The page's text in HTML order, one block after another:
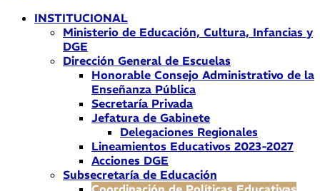
INSTITUCIONAL
Ministerio de Educación, Cultura, Infancias y
DGE
Dirección General de Escuelas
Honorable Consejo Administrativo de la
Enseñanza Pública
Secretaría Privada
Jefatura de Gabinete
Delegaciones Regionales
Lineamientos Educativos 2023-2027
Acciones DGE
Subsecretaría de Educación